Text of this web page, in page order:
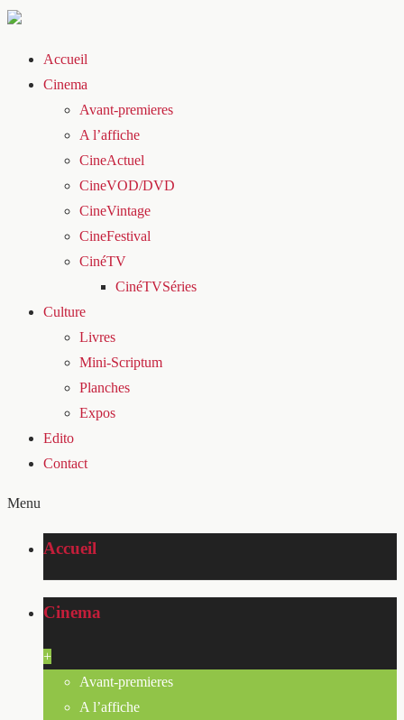
Accueil
Cinema
Avant-premieres
A l’affiche
CineActuel
CineVOD/DVD
CineVintage
CineFestival
CinéTV
CinéTVSéries
Culture
Livres
Mini-Scriptum
Planches
Expos
Edito
Contact
Menu
Accueil
Cinema
+
Avant-premieres
A l’affiche